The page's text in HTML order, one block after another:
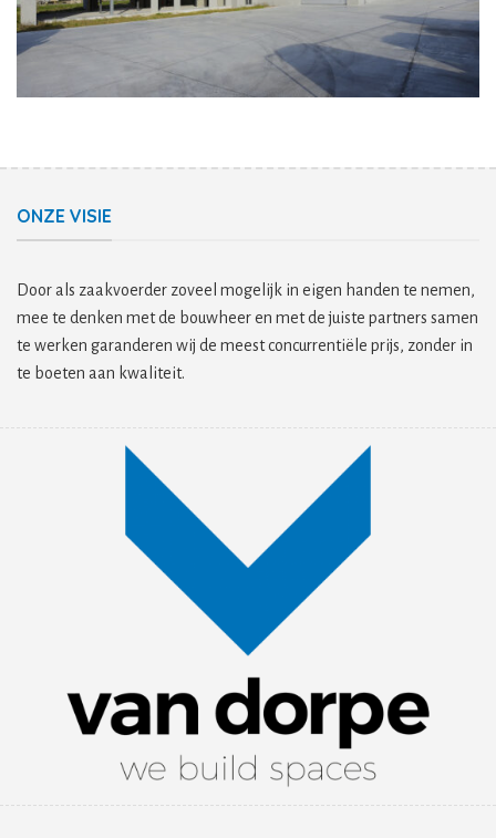
ONZE VISIE
Door als zaakvoerder zoveel mogelijk in eigen handen te nemen,
mee te denken met de bouwheer en met de juiste partners samen
te werken garanderen wij de meest concurrentiële prijs, zonder in
te boeten aan kwaliteit.